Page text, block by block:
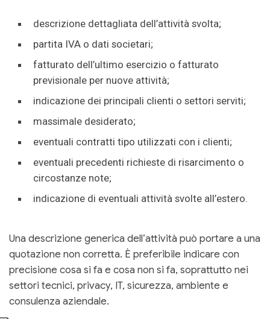
descrizione dettagliata dell’attività svolta;
partita IVA o dati societari;
fatturato dell’ultimo esercizio o fatturato
previsionale per nuove attività;
indicazione dei principali clienti o settori serviti;
massimale desiderato;
eventuali contratti tipo utilizzati con i clienti;
eventuali precedenti richieste di risarcimento o
circostanze note;
indicazione di eventuali attività svolte all’estero.
Una descrizione generica dell’attività può portare a una
quotazione non corretta. È preferibile indicare con
precisione cosa si fa e cosa non si fa, soprattutto nei
settori tecnici, privacy, IT, sicurezza, ambiente e
consulenza aziendale.